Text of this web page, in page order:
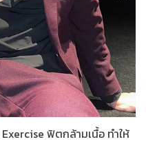
ฟิตกล้ามเนื้อ ทำให้